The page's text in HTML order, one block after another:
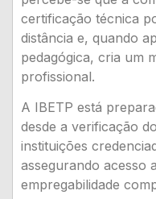
certificação técnica
distância e, quando
pedagógica, cria um
profissional.
A IBETP está
desde a verificação
instituições
assegurando acesso
empregabilidade